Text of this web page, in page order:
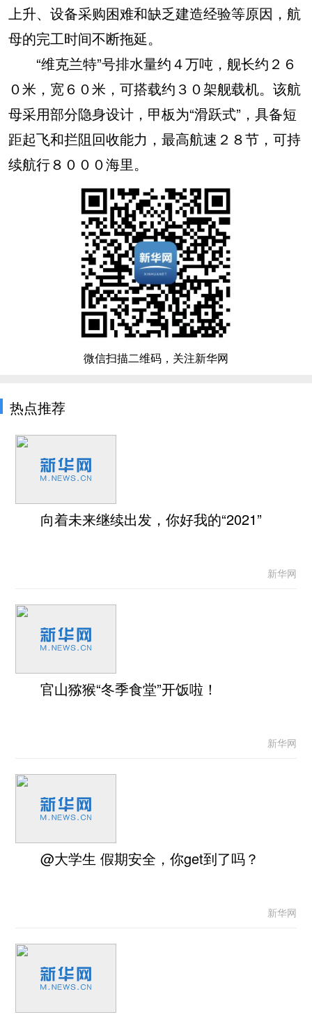
上升、设备采购困难和缺乏建造经验等原因，航
母的完工时间不断拖延。
“维克兰特”号排水量约４万吨，舰长约２６
０米，宽６０米，可搭载约３０架舰载机。该航
母采用部分隐身设计，甲板为“滑跃式”，具备短
距起飞和拦阻回收能力，最高航速２８节，可持
续航行８０００海里。
微信扫描二维码，关注新华网
热点推荐
向着未来继续出发，你好我的“2021”
新华网
官山猕猴“冬季食堂”开饭啦！
新华网
@大学生 假期安全，你get到了吗？
新华网